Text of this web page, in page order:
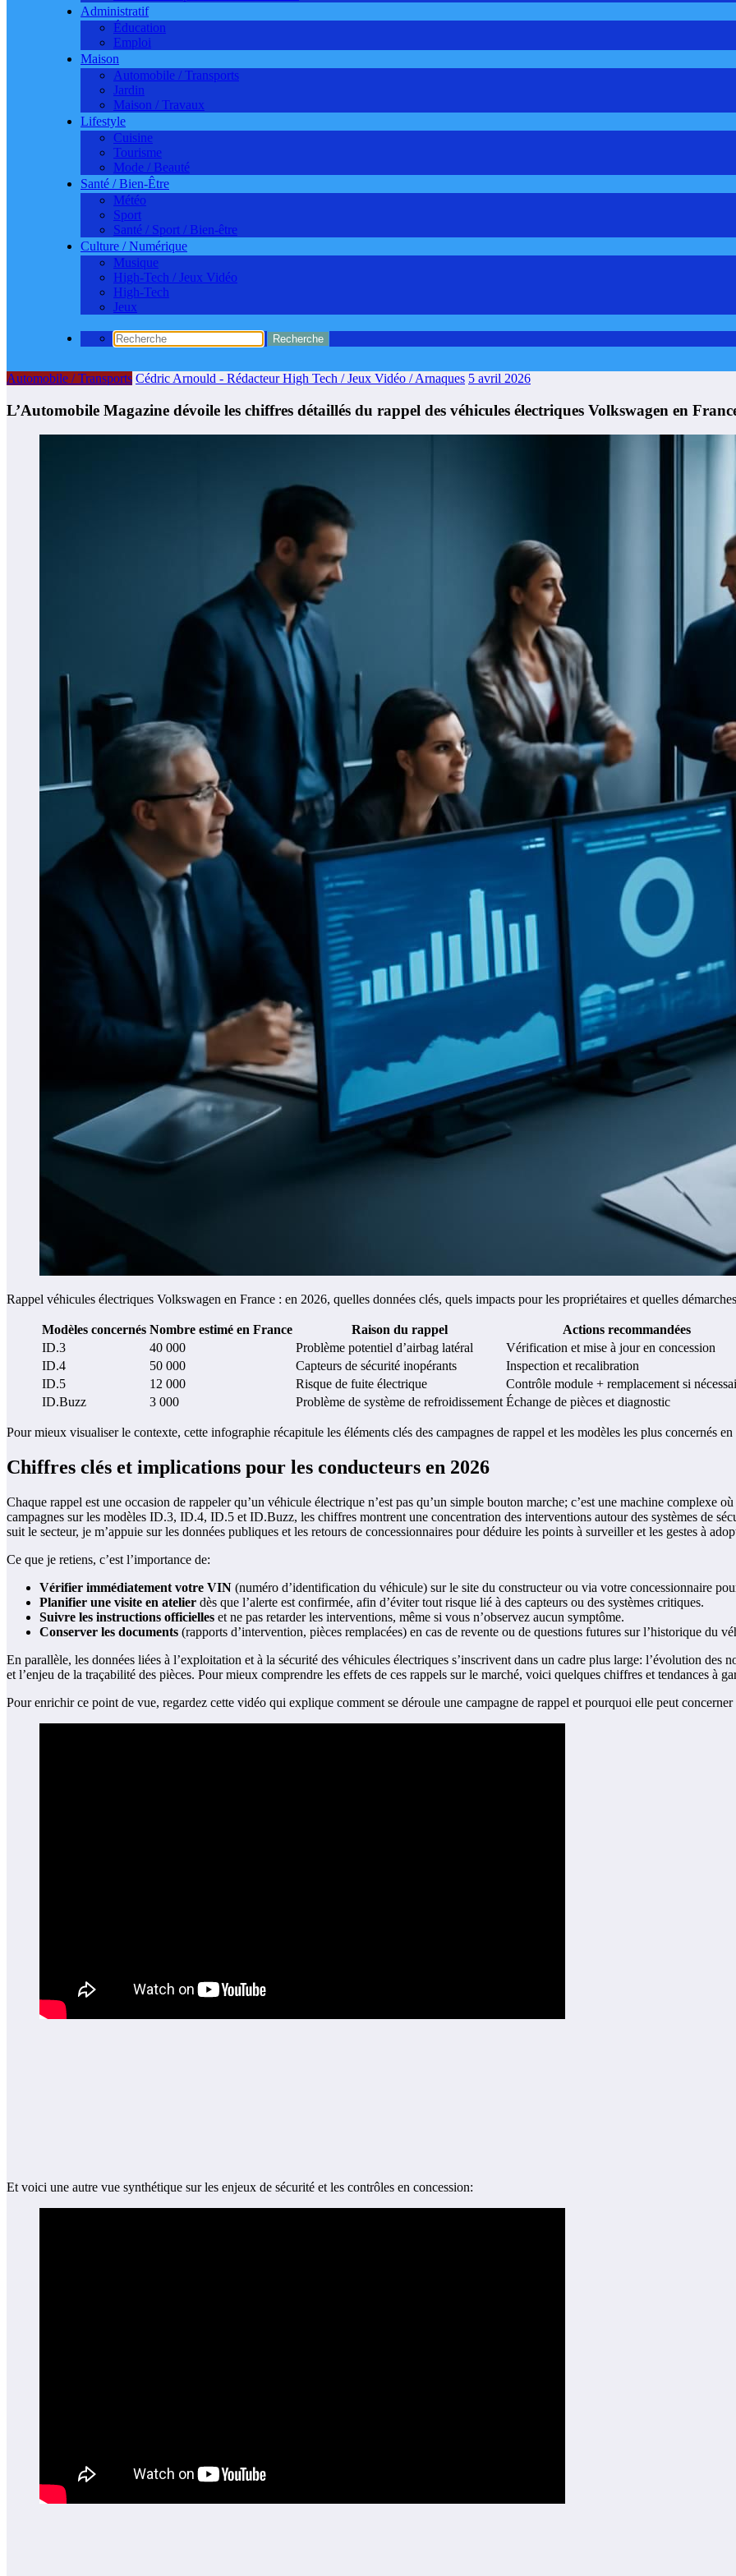
Administratif
Éducation
Emploi
Maison
Automobile / Transports
Jardin
Maison / Travaux
Lifestyle
Cuisine
Tourisme
Mode / Beauté
Santé / Bien-Être
Météo
Sport
Santé / Sport / Bien-être
Culture / Numérique
Musique
High-Tech / Jeux Vidéo
High-Tech
Jeux
Automobile / Transports Cédric Arnould - Rédacteur High Tech / Jeux Vidéo / Arnaques 5 avril 2026
L’Automobile Magazine dévoile les chiffres détaillés du rappel des véhicules électriques Volkswagen en
Rappel véhicules électriques Volkswagen en France : en 2026, quelles données clés, quels impacts pour les propriétaires et quelles
Modèles concernés Nombre estimé en France Raison du rappel
Actions recommandées
ID.3
40 000 Problème potentiel d’airbag latéral
Vérification et mise à jour en concession
ID.4
50 000 Capteurs de sécurité inopérants
Inspection et recalibration
ID.5
12 000 Risque de fuite électrique
Contrôle module + remplacement si
ID.Buzz
3 000 Problème de système de refroidissement Échange de pièces et diagnostic
Pour mieux visualiser le contexte, cette infographie récapitule les éléments clés des campagnes de rappel et les modèles les plus concernés
Chiffres clés et implications pour les conducteurs en 2026
Chaque rappel est une occasion de rappeler qu’un véhicule électrique n’est pas qu’un simple bouton marche; c’est une machine complexe
campagnes sur les modèles ID.3, ID.4, ID.5 et ID.Buzz, les chiffres montrent une concentration des interventions autour des systèmes de
suit le secteur, je m’appuie sur les données publiques et les retours de concessionnaires pour déduire les points à surveiller et les gestes à
Ce que je retiens, c’est l’importance de:
Vérifier immédiatement votre VIN (numéro d’identification du véhicule) sur le site du constructeur ou via votre concessionnaire
Planifier une visite en atelier dès que l’alerte est confirmée, afin d’éviter tout risque lié à des capteurs ou des systèmes critiques.
Suivre les instructions officielles et ne pas retarder les interventions, même si vous n’observez aucun symptôme.
Conserver les documents (rapports d’intervention, pièces remplacées) en cas de revente ou de questions futures sur l’historique du
En parallèle, les données liées à l’exploitation et à la sécurité des véhicules électriques s’inscrivent dans un cadre plus large: l’évolution des
et l’enjeu de la traçabilité des pièces. Pour mieux comprendre les effets de ces rappels sur le marché, voici quelques chiffres et tendances à
Pour enrichir ce point de vue, regardez cette vidéo qui explique comment se déroule une campagne de rappel et pourquoi elle peut
Et voici une autre vue synthétique sur les enjeux de sécurité et les contrôles en concession: